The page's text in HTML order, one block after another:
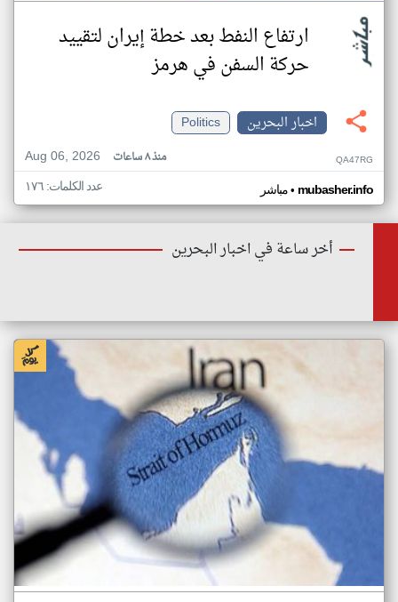
ارتفاع النفط بعد خطة إيران لتقييد
حركة السفن في هرمز
اخبار البحرين
Politics
Aug 06, 2026
منذ ٨ ساعات QA47RG
مباشر• mubasher.info عدد الكلمات: ١٧٦
أخر ساعة في اخبار البحرين